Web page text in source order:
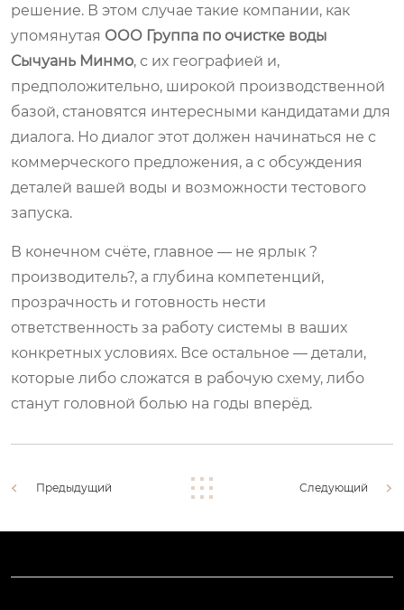
решение. В этом случае такие компании, как
упомянутая ООО Группа по очистке воды
Сычуань Минмо, с их географией и,
предположительно, широкой производственной
базой, становятся интересными кандидатами для
диалога. Но диалог этот должен начинаться не с
коммерческого предложения, а с обсуждения
деталей вашей воды и возможности тестового
запуска.
В конечном счёте, главное — не ярлык ?
производитель?, а глубина компетенций,
прозрачность и готовность нести
ответственность за работу системы в ваших
конкретных условиях. Все остальное — детали,
которые либо сложатся в рабочую схему, либо
станут головной болью на годы вперёд.
Предыдущий Следующий